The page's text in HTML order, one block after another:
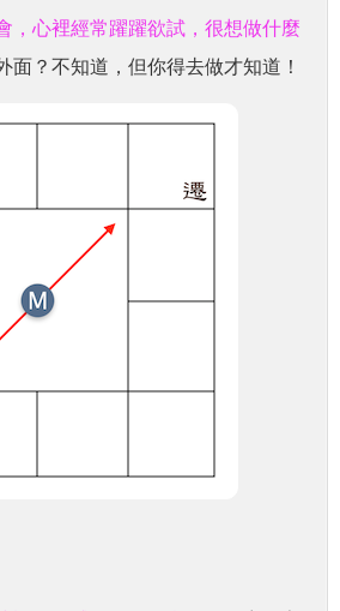
，心裡經常躍躍欲試，很想做什麼
面？不知道，但你得去做才知道！